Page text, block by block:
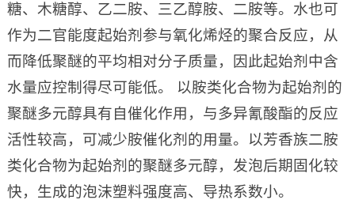
糖、木糖醇、乙二胺、三乙醇胺、二胺等。水也可
作为二官能度起始剂参与氧化烯烃的聚合反应，从
而降低聚醚的平均相对分子质量，因此起始剂中含
水量应控制得尽可能低。 以胺类化合物为起始剂的
聚醚多元醇具有自催化作用，与多异氰酸酯的反应
活性较高，可减少胺催化剂的用量。以芳香族二胺
类化合物为起始剂的聚醚多元醇，发泡后期固化较
快，生成的泡沫塑料强度高、导热系数小。